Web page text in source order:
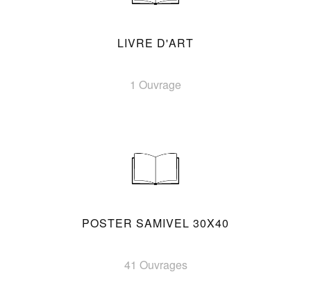
LIVRE D'ART
1 Ouvrage
POSTER SAMIVEL 30X40
41 Ouvrages